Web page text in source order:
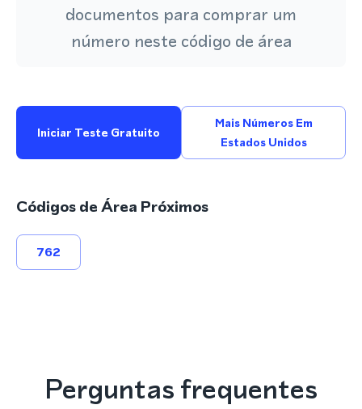
documentos para comprar um
número neste código de área
Iniciar Teste Gratuito
Mais Números Em
Estados Unidos
Códigos de Área Próximos
762
Perguntas frequentes